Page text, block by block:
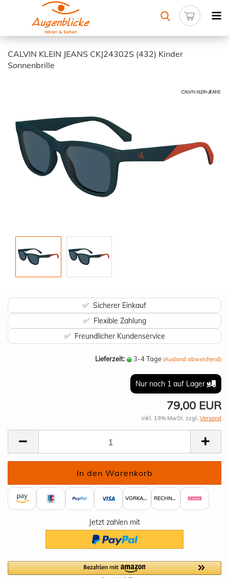
CALVIN KLEIN JEANS CKJ24302S (432) Kinder
Sonnenbrille
✅ Sicherer Einkauf
✅ Flexible Zahlung
✅ Freundlicher Kundenservice
Lieferzeit: 3-4 Tage (Ausland abweichend)
Nur noch 1 auf Lager
79,00 EUR
inkl. 19% MwSt. zzgl. Versand
VORKASSE RECHNUNG
Jetzt zahlen mit